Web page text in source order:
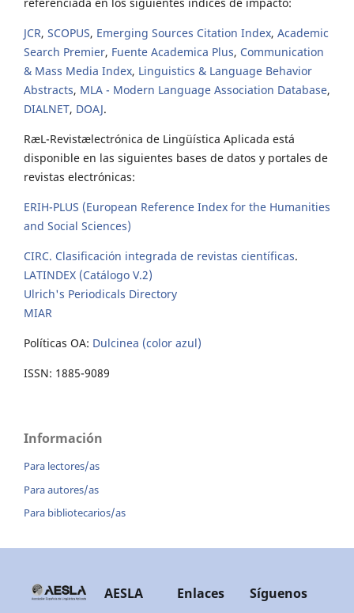
JCR, SCOPUS, Emerging Sources Citation Index, Academic
Search Premier, Fuente Academica Plus, Communication
& Mass Media Index, Linguistics & Language Behavior
Abstracts, MLA - Modern Language Association Database,
DIALNET, DOAJ.
RæL-Revistælectrónica de Lingüística Aplicada está
disponible en las siguientes bases de datos y portales de
revistas electrónicas:
ERIH-PLUS (European Reference Index for the Humanities
and Social Sciences)
CIRC. Clasificación integrada de revistas científicas.
LATINDEX (Catálogo V.2)
Ulrich's Periodicals Directory
MIAR
Políticas OA: Dulcinea (color azul)
ISSN: 1885-9089
Información
Para lectores/as
Para autores/as
Para bibliotecarios/as
AESLA Enlaces Síguenos